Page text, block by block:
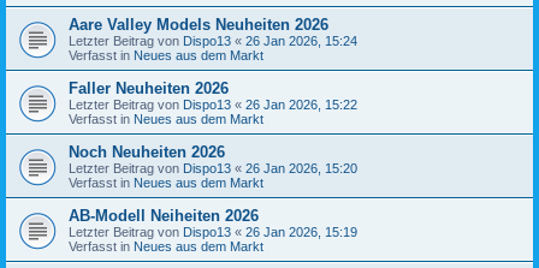
Aare Valley Models Neuheiten 2026
Letzter Beitrag von Dispo13 « 26 Jan 2026, 15:24
Verfasst in Neues aus dem Markt
Faller Neuheiten 2026
Letzter Beitrag von Dispo13 « 26 Jan 2026, 15:22
Verfasst in Neues aus dem Markt
Noch Neuheiten 2026
Letzter Beitrag von Dispo13 « 26 Jan 2026, 15:20
Verfasst in Neues aus dem Markt
AB-Modell Neiheiten 2026
Letzter Beitrag von Dispo13 « 26 Jan 2026, 15:19
Verfasst in Neues aus dem Markt